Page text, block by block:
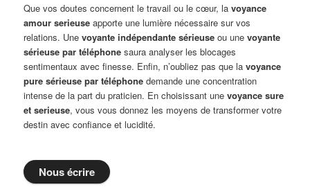
Que vos doutes concernent le travail ou le cœur, lavoyance
amour serieuse apporte une lumière nécessaire sur vos
relations. Unevoyante indépendante sérieuse ou unevoyante
sérieuse par téléphone saura analyser les blocages
sentimentaux avec finesse. Enfin, n’oubliez pas que lavoyance
pure sérieuse par téléphone demande une concentration
intense de la part du praticien. En choisissant unevoyance sure
et serieuse, vous vous donnez les moyens de transformer votre
destin avec confiance et lucidité.
Nous écrire